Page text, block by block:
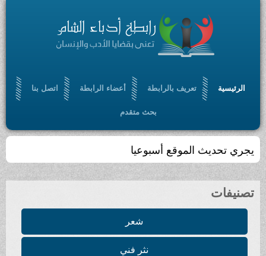
الرئيسية تعريف بالرابطة أعضاء الرابطة اتصل بنا
بحث متقدم
تجمّعٌ أدبي ، ثقافي ، مفتوح ، يسعى إلى الإسهام في
بلورة رؤيا أدبية حضارية ، من خلال أدب سامٍ ملتزم
تصنيفات
شعر
نثر فني